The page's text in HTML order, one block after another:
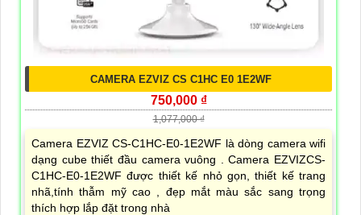
CAMERA EZVIZ CS C1HC E0 1E2WF
750,000 ₫
1,077,000 ₫
Camera EZVIZ CS-C1HC-E0-1E2WF là dòng camera wifi
dạng cube thiết đầu camera vuông . Camera EZVIZCS-
C1HC-E0-1E2WF được thiết kế nhỏ gọn, thiết kế trang
nhã,tính thẫm mỹ cao , đẹp mắt màu sắc sang trọng
thích hợp lắp đặt trong nhà